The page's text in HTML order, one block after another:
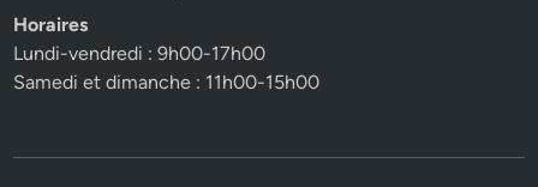
Horaires
Lundi-vendredi : 9h00-17h00
Samedi et dimanche : 11h00-15h00